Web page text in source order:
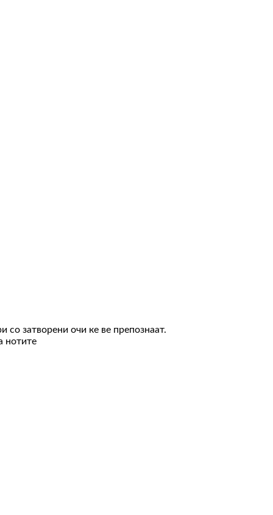
со затворени очи ке ве препознаат.
нотите